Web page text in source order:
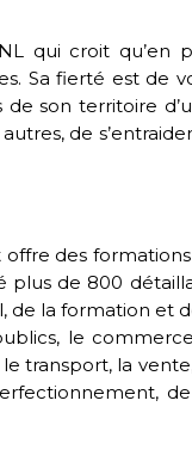
qui croit qu’en
Sa fierté est de
son territoire
de
des
de 800
la formation et
le
transport, la